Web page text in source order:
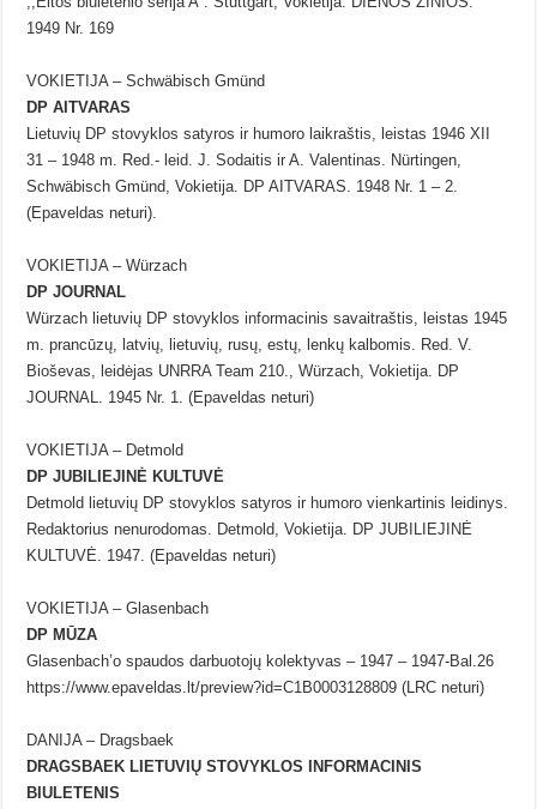
1949 Nr. 169
VOKIETIJA – Schwäbisch Gmünd
DP AITVARAS
Lietuvių DP stovyklos satyros ir humoro laikraštis, leistas 1946 XII
31 – 1948 m. Red.- leid. J. Sodaitis ir A. Valentinas. Nürtingen,
Schwäbisch Gmünd, Vokietija. DP AITVARAS. 1948 Nr. 1 – 2.
(Epaveldas neturi).
VOKIETIJA – Würzach
DP JOURNAL
Würzach lietuvių DP stovyklos informacinis savaitraštis, leistas 1945
m. prancūzų, latvių, lietuvių, rusų, estų, lenkų kalbomis. Red. V.
Bioševas, leidėjas UNRRA Team 210., Würzach, Vokietija. DP
JOURNAL. 1945 Nr. 1. (Epaveldas neturi)
VOKIETIJA – Detmold
DP JUBILIEJINĖ KULTUVĖ
Detmold lietuvių DP stovyklos satyros ir humoro vienkartinis leidinys.
Redaktorius nenurodomas. Detmold, Vokietija. DP JUBILIEJINĖ
KULTUVĖ. 1947. (Epaveldas neturi)
VOKIETIJA – Glasenbach
DP MŪZA
Glasenbach’o spaudos darbuotojų kolektyvas – 1947 – 1947-Bal.26
https://www.epaveldas.lt/preview?id=C1B0003128809 (LRC neturi)
DANIJA – Dragsbaek
DRAGSBAEK LIETUVIŲ STOVYKLOS INFORMACINIS
BIULETENIS